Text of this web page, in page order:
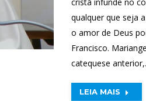
qualquer que seja
o amor de Deus
Francisco.
catequese
LEIA MAIS